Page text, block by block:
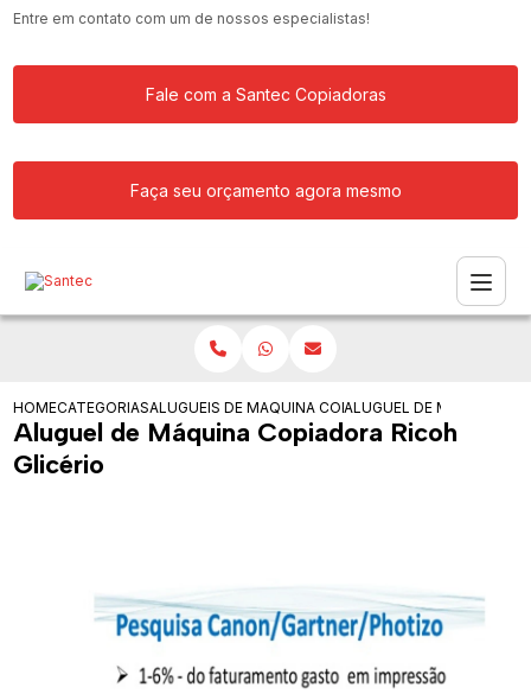
Entre em contato com um de nossos especialistas!
Fale com a Santec Copiadoras
Faça seu orçamento agora mesmo
HOMECATEGORIASALUGUEIS DE COPIADORASMAQUINA COPIADORA COLORIDA PARA
ALUGUEL DE MAQUINA
Aluguel de Máquina Copiadora Ricoh
Glicério